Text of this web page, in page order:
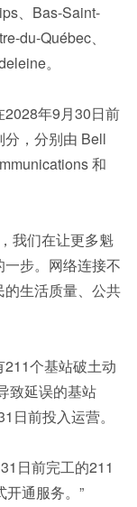
、Bas-Saint-
du-Québec、
。
年9月30日前
，分别由 Bell
和
我们在让更多魁
步。网络连接不
生活质量、公共
个基站破土动
致延误的基站
日前投入运营。
日前完工的211
通服务。”